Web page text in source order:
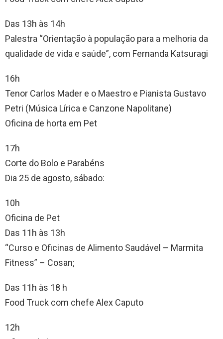
Das 13h às 14h
Palestra “Orientação à população para a melhoria da
qualidade de vida e saúde”, com Fernanda Katsuragi
16h
Tenor Carlos Mader e o Maestro e Pianista Gustavo
Petri (Música Lírica e Canzone Napolitane)
Oficina de horta em Pet
17h
Corte do Bolo e Parabéns
Dia 25 de agosto, sábado:
10h
Oficina de Pet
Das 11h às 13h
“Curso e Oficinas de Alimento Saudável – Marmita
Fitness” – Cosan;
Das 11h às 18 h
Food Truck com chefe Alex Caputo
12h